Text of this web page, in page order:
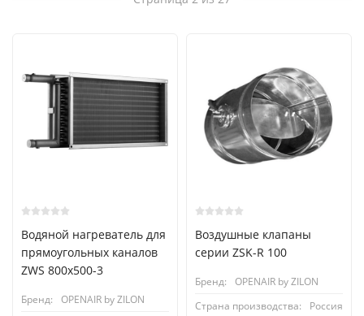
Водяной нагреватель для
прямоугольных каналов
ZWS 800x500-3
Бренд:
OPENAIR by ZILON
Воздушные клапаны
серии ZSK-R 100
Бренд:
OPENAIR by ZILON
Страна производства:
Россия